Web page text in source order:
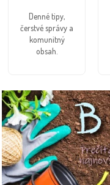
Denné tipy,
čerstvé správy a
komunitný
obsah.